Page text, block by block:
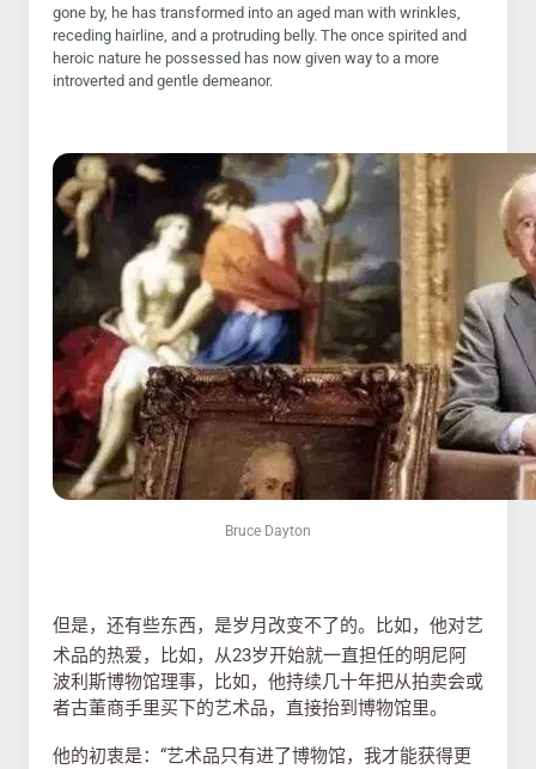
gone by, he has transformed into an aged man with wrinkles,
receding hairline, and a protruding belly. The once spirited and
heroic nature he possessed has now given way to a more
introverted and gentle demeanor.
Bruce Dayton
但是， 还有些东西，是岁月改变不了的。比如，他对艺
术品的热爱，比如，从23岁开始就一直担任的明尼阿
波利斯博物馆理事，比如，他持续几十年把从拍卖会或
者古董商手里买下的艺术品，直接抬到博物馆里。
他的初衷是：“艺术品只有进了博物馆，我才能获得更